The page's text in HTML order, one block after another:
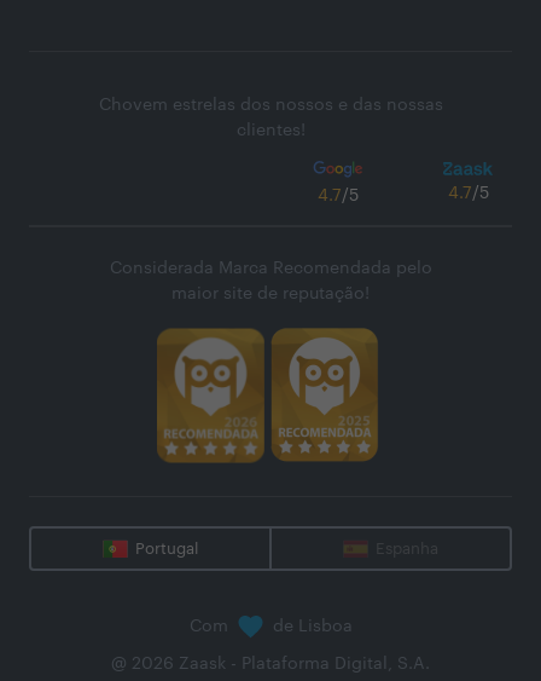
Chovem estrelas dos nossos e das nossas
clientes!
4.7/5 4.7/5
Considerada Marca Recomendada pelo
maior site de reputação!
Portugal Espanha
Com de Lisboa
@ 2026 Zaask - Plataforma Digital, S.A.